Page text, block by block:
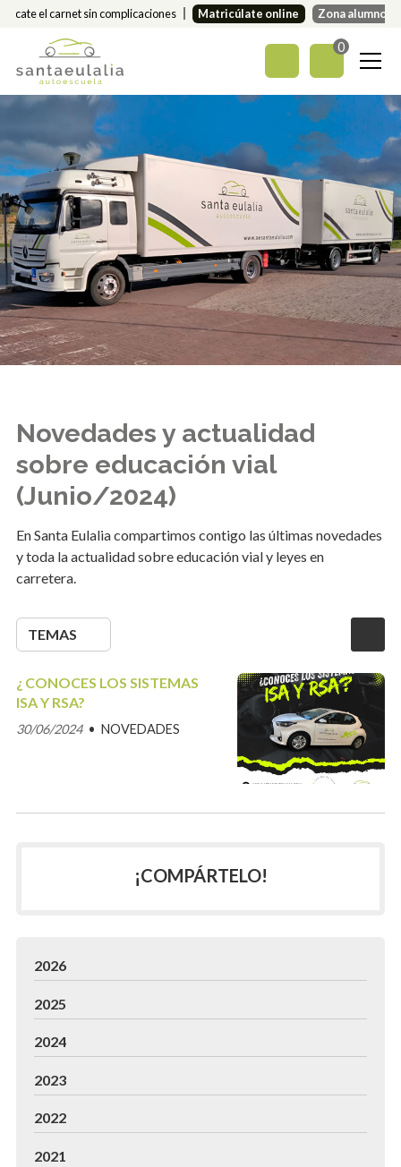
Sácate el carnet sin complicaciones Matricúlate online Zona alumnos
0
Novedades y actualidad
sobre educación vial
(Junio/2024)
En Santa Eulalia compartimos contigo las últimas novedades
y toda la actualidad sobre educación vial y leyes en
carretera.
TEMAS
¿ CONOCES LOS SISTEMAS
ISA Y RSA?
30/06/2024 NOVEDADES
¡COMPÁRTELO!
2026
2025
2024
2023
2022
2021